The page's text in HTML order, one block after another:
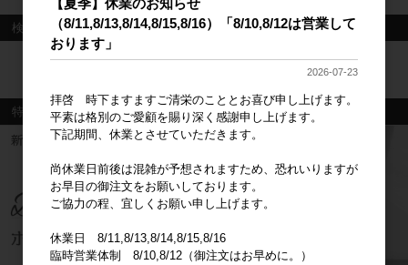
検索
検索
特集
【夏季】休業のお知らせ
（8/11,8/13,8/14,8/15,8/16）「8/10,8/12は営業して
おります」
2026-07-23
拝啓 時下ますますご清栄のこととお喜び申し上げます。
平素は格別のご愛顧を賜り深く感謝申し上げます。
下記期間、休業とさせていただきます。
尚休業日前後は混雑が予想されますため、恐れいりますが
お早目の御注文をお願いしております。
ご協力の程、宜しくお願い申し上げます。
休業日 8/11,8/13,8/14,8/15,8/16
臨時営業体制 8/10,8/12（御注文はお早めに。）